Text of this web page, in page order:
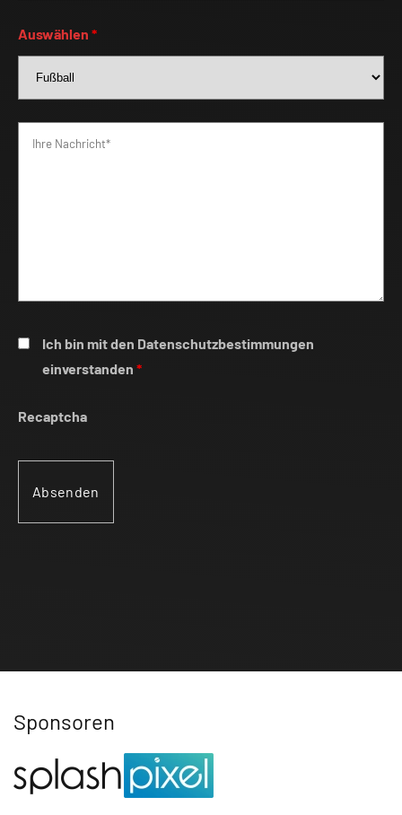
Auswählen *
Ich bin mit den Datenschutzbestimmungen
einverstanden *
Recaptcha
Sponsoren